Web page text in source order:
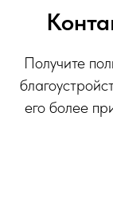
Получите
его более